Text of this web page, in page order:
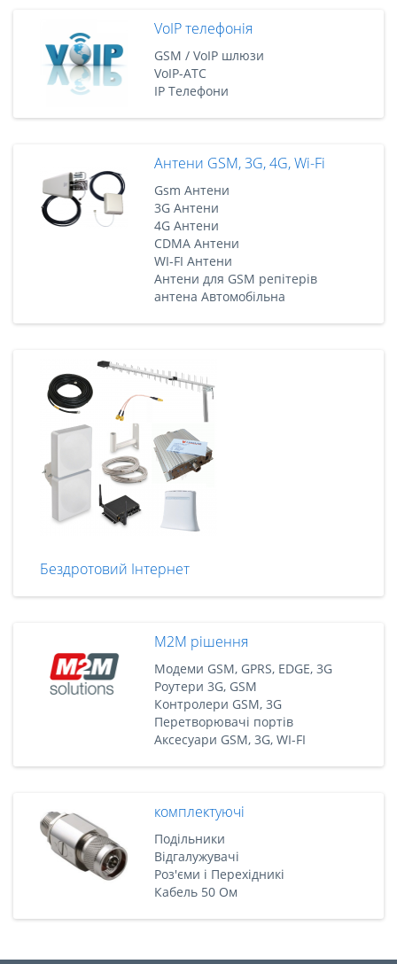
VoIP телефонія
GSM / VoIP шлюзи
VoIP-АТС
IP Телефони
Антени GSM, 3G, 4G, Wi-Fi
Gsm Антени
3G Антени
4G Антени
CDMA Антени
WI-FI Антени
Антени для GSM репітерів
антена Автомобільна
Бездротовий Інтернет
M2M рішення
Модеми GSM, GPRS, EDGE, 3G
Роутери 3G, GSM
Контролери GSM, 3G
Перетворювачі портів
Аксесуари GSM, 3G, WI-FI
комплектуючі
Подільники
Відгалужувачі
Роз'єми і Перехідникі
Кабель 50 Ом